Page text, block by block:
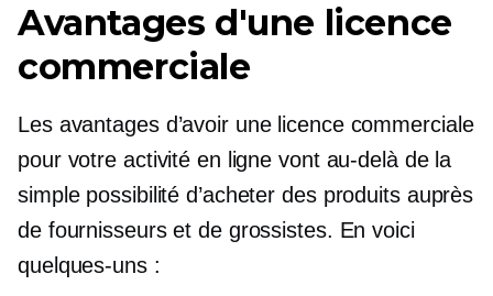
Avantages d'une licence
commerciale
Les avantages d’avoir une licence commerciale
pour votre activité en ligne vont au-delà de la
simple possibilité d’acheter des produits auprès
de fournisseurs et de grossistes. En voici
quelques-uns :